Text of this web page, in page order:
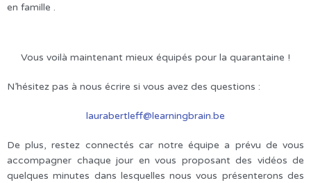
en famille .
Vous voilà maintenant mieux équipés pour la quarantaine !
N’hésitez pas à nous écrire si vous avez des questions :
laurabertleff@learningbrain.be
De plus, restez connectés car notre équipe a prévu de vous
accompagner chaque jour en vous proposant des vidéos de
quelques minutes dans lesquelles nous vous présenterons des